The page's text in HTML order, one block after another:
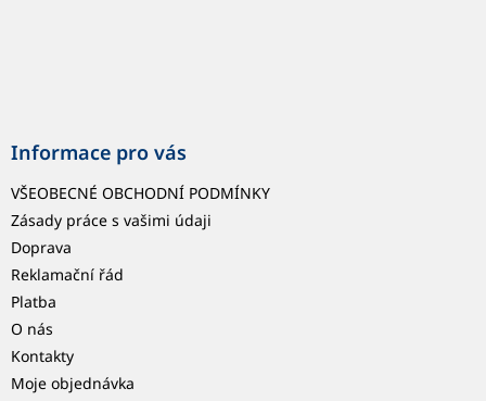
Informace pro vás
VŠEOBECNÉ OBCHODNÍ PODMÍNKY
Zásady práce s vašimi údaji
Doprava
Reklamační řád
Platba
O nás
Kontakty
Moje objednávka